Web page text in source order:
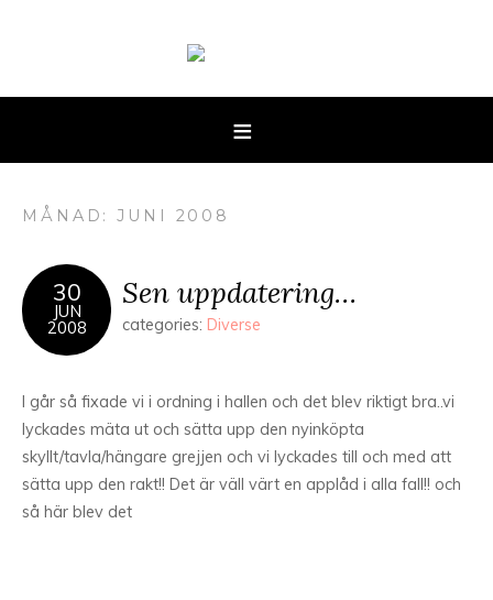
MÅNAD: JUNI 2008
30
JUN
2008
Sen uppdatering…
categories: Diverse
I går så fixade vi i ordning i hallen och det blev riktigt bra..vi
lyckades mäta ut och sätta upp den nyinköpta
skyllt/tavla/hängare grejjen och vi lyckades till och med att
sätta upp den rakt!! Det är väll värt en applåd i alla fall!! och
så här blev det